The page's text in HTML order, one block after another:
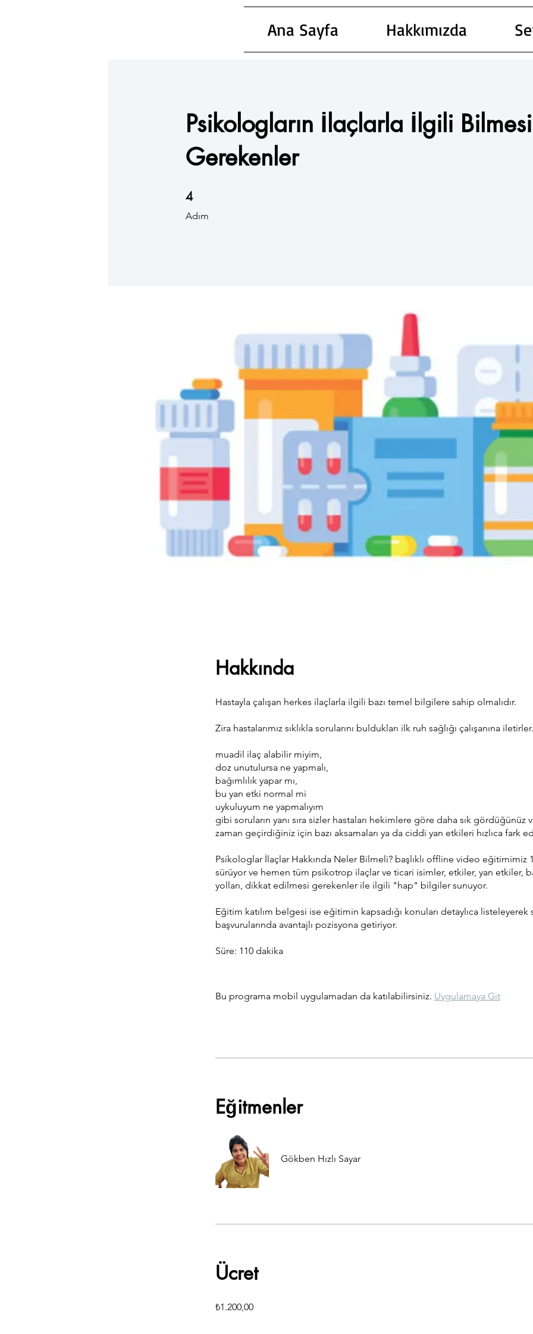
Ana Sayfa Hakkımızda
Psikologların İlaçlarla İlgili Bilmesi
Gerekenler
4
Adım
4 Adım
Hakkında
Hastayla çalışan herkes ilaçlarla ilgili bazı temel bilgilere sahip olmalıdır.
Zira hastalarımız sıklıkla sorularını buldukları ilk ruh sağlığı çalışanına iletirler.
muadil ilaç alabilir miyim,
doz unutulursa ne yapmalı,
bağımlılık yapar mı,
bu yan etki normal mi
uykuluyum ne yapmalıyım
gibi soruların yanı sıra sizler hastaları hekimlere göre daha sık gördüğünüz
zaman geçirdiğiniz için bazı aksamaları ya da ciddi yan etkileri hızlıca fark
Psikologlar İlaçlar Hakkında Neler Bilmeli? başlıklı offline video eğitimimiz
sürüyor ve hemen tüm psikotrop ilaçlar ve ticari isimler, etkiler, yan etkiler,
yolları, dikkat edilmesi gerekenler ile ilgili "hap" bilgiler sunuyor.
Eğitim katılım belgesi ise eğitimin kapsadığı konuları detaylıca listeleyerek
başvurularında avantajlı pozisyona getiriyor.
Süre: 110 dakika
Bu programa mobil uygulamadan da katılabilirsiniz. Uygulamaya Git
Eğitmenler
Gökben Hızlı Sayar
Ücret
₺1.200,00